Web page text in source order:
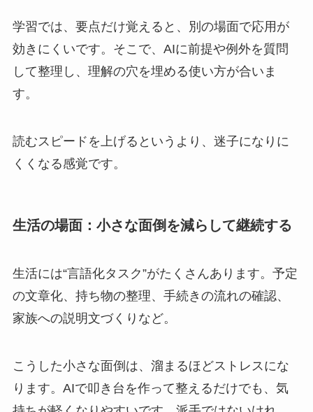
学習では、要点だけ覚えると、別の場面で応用が
効きにくいです。そこで、AIに前提や例外を質問
して整理し、理解の穴を埋める使い方が合いま
す。
読むスピードを上げるというより、迷子になりに
くくなる感覚です。
生活の場面：小さな面倒を減らして継続する
生活には“言語化タスク”がたくさんあります。予定
の文章化、持ち物の整理、手続きの流れの確認、
家族への説明文づくりなど。
こうした小さな面倒は、溜まるほどストレスにな
ります。AIで叩き台を作って整えるだけでも、気